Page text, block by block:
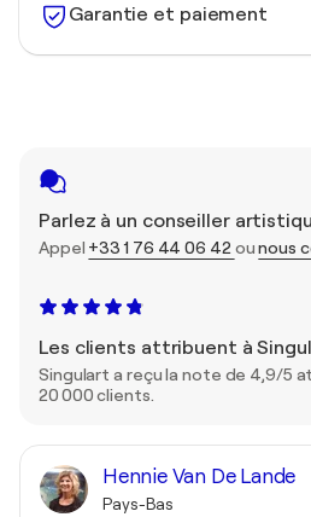
Garantie et paiement
Parlez à un conseiller
Appel +33 1 76 44 06 42 ounous
Les clients attribuent à
Singulart a reçu la note de 4,9/5
20 000 clients.
Hennie Van De Lande
Pays-Bas